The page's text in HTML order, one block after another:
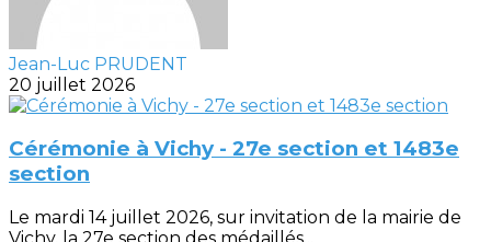
Jean-Luc PRUDENT
20 juillet 2026
Cérémonie à Vichy - 27e section et 1483e
section
Le mardi 14 juillet 2026, sur invitation de la mairie de